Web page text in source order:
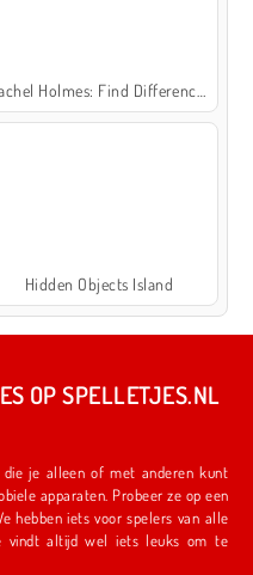
Hidden Objects Island
OP SPELLETJES.NL
die je alleen of met anderen kunt
apparaten. Probeer ze op een
iets leuks om te